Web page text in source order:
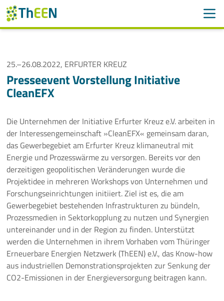
Navigation überspringen
ThEEN
Services
Mitglieder
Aktivitäten
Veranstaltungen
Aktuelle Termine
Thüringer Wärmetagung 2026
10 Jahre ThEEN-Jubiläum
Auftaktveranstaltung Stakeholderprozess
25.–26.08.2022, ERFURTER KREUZ
Presseevent Vorstellung Initiative
CleanEFX
Die Unternehmen der Initiative Erfurter Kreuz e.V. arbeiten in
der Interessengemeinschaft »CleanEFX« gemeinsam daran,
das Gewerbegebiet am Erfurter Kreuz klimaneutral mit
Energie und Prozesswärme zu versorgen. Bereits vor den
derzeitigen geopolitischen Veränderungen wurde die
Projektidee in mehreren Workshops von Unternehmen und
Forschungseinrichtungen initiiert. Ziel ist es, die am
Gewerbegebiet bestehenden Infrastrukturen zu bündeln,
Prozessmedien in Sektorkopplung zu nutzen und Synergien
untereinander und in der Region zu finden. Unterstützt
werden die Unternehmen in ihrem Vorhaben vom Thüringer
Erneuerbare Energien Netzwerk (ThEEN) e.V., das Know-how
aus industriellen Demonstrationsprojekten zur Senkung der
CO2-Emissionen in der Energieversorgung beitragen kann.